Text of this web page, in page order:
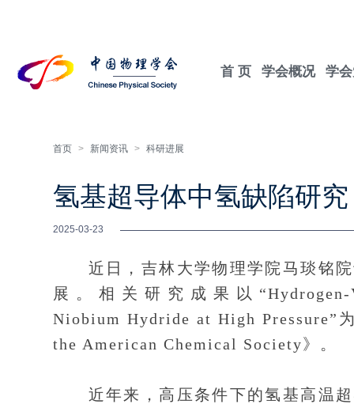
首 页 学会概况 学
首页 > 新闻资讯 > 科研进展
氢基超导体中氢缺陷研究
2025-03-23
近日，吉林大学物理学院马琰铭院
展。相关研究成果以“Hydrogen-
Niobium Hydride at High Pressure”
the American Chemical Society》。
近年来，高压条件下的氢基高温超